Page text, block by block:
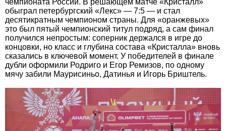
чемпионата России. В решающем матче «Кристалл»
обыграл петербургский «Лекс» — 7:5 — и стал
десятикратным чемпионом страны. Для «оранжевых»
это был пятый чемпионский титул подряд, а сам финал
получился непростым: соперник держался в игре до
концовки, но класс и глубина состава «Кристалла» вновь
сказались в ключевой момент. У победителей в финале
дубли оформили Родриго и Егор Ремизов, по одному
мячу забили Маурисиньо, Датинья и Игорь Бриштель.